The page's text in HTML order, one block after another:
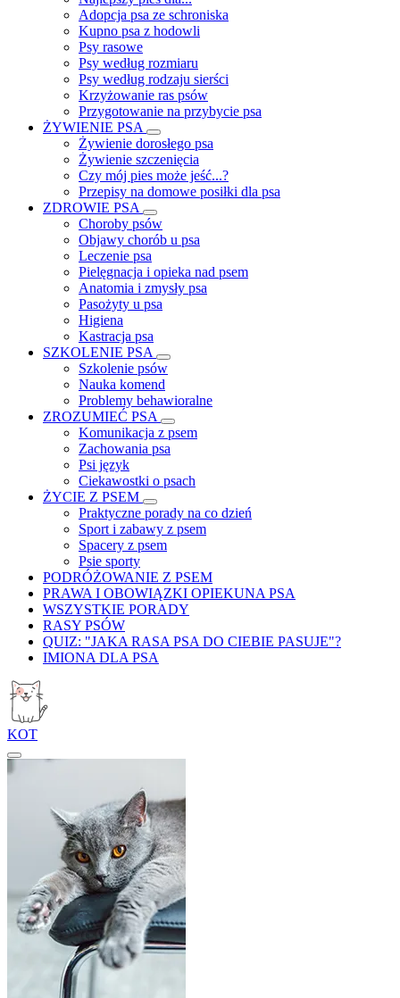
Adopcja psa ze schroniska
Kupno psa z hodowli
Psy rasowe
Psy według rozmiaru
Psy według rodzaju sierści
Krzyżowanie ras psów
Przygotowanie na przybycie psa
ŻYWIENIE PSA
Żywienie dorosłego psa
Żywienie szczenięcia
Czy mój pies może jeść...?
Przepisy na domowe posiłki dla psa
ZDROWIE PSA
Choroby psów
Objawy chorób u psa
Leczenie psa
Pielęgnacja i opieka nad psem
Anatomia i zmysły psa
Pasożyty u psa
Higiena
Kastracja psa
SZKOLENIE PSA
Szkolenie psów
Nauka komend
Problemy behawioralne
ZROZUMIEĆ PSA
Komunikacja z psem
Zachowania psa
Psi język
Ciekawostki o psach
ŻYCIE Z PSEM
Praktyczne porady na co dzień
Sport i zabawy z psem
Spacery z psem
Psie sporty
PODRÓŻOWANIE Z PSEM
PRAWA I OBOWIĄZKI OPIEKUNA PSA
WSZYSTKIE PORADY
RASY PSÓW
QUIZ: "JAKA RASA PSA DO CIEBIE PASUJE"?
IMIONA DLA PSA
KOT